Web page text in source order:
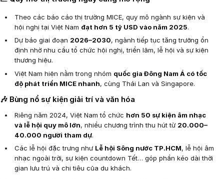
Theo các báo cáo thị trường MICE, quy mô ngành sự kiện và
hội nghị tại Việt Nam đạt hơn 5 tỷ USD vào năm 2025.
Dự báo giai đoạn 2026–2030, ngành tiếp tục tăng trưởng ổn
định nhờ nhu cầu tổ chức hội nghị, triển lãm, lễ hội và sự kiện
thương hiệu.
Việt Nam hiện nằm trong nhóm quốc gia Đông Nam Á có tốc
độ phát triển MICE nhanh, cùng Thái Lan và Singapore.
🎶 Bùng nổ sự kiện giải trí và văn hóa
Riêng năm 2024, Việt Nam tổ chức hơn 50 sự kiện âm nhạc
và lễ hội quy mô lớn, nhiều chương trình thu hút từ 20.000–
40.000 người tham dự.
Các lễ hội đặc trưng như Lễ hội Sông nước TP.HCM, lễ hội âm
nhạc ngoài trời, sự kiện countdown Tết… góp phần kéo dài thời
gian lưu trú và chi tiêu của du khách.